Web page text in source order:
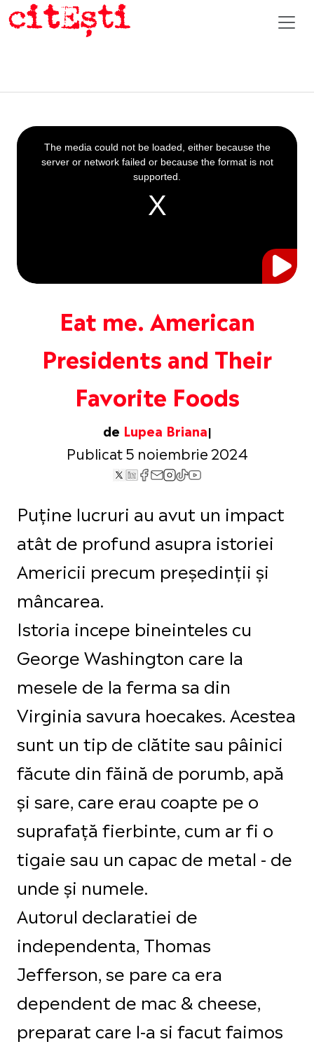
Eat me. American
Presidents and Their
Favorite Foods
de Lupea Briana
Publicat 5 noiembrie 2024
This
is
a
The media could not be loaded, either because the
server or network failed or because the format is not
supported.
Puține lucruri au avut un impact
atât de profund asupra istoriei
Americii precum președinții și
mâncarea.
Istoria incepe bineinteles cu
George Washington care la
mesele de la ferma sa din
Virginia savura hoecakes. Acestea
sunt un tip de clătite sau pâinici
făcute din făină de porumb, apă
și sare, care erau coapte pe o
suprafață fierbinte, cum ar fi o
tigaie sau un capac de metal - de
unde și numele.
Autorul declaratiei de
independenta, Thomas
Jefferson, se pare ca era
dependent de mac & cheese,
preparat care l-a si facut faimos